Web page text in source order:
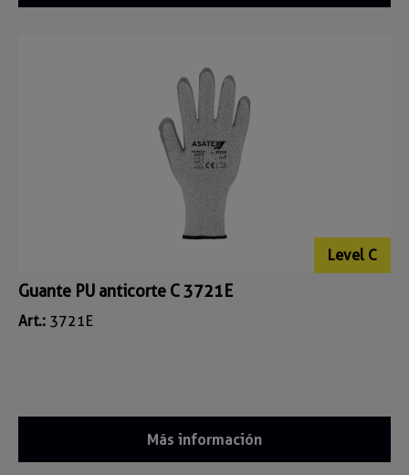
Level C
Guante PU anticorte C 3721E
Art.: 3721E
Más información